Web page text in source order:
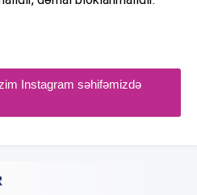
Instagram səhifəmizdə